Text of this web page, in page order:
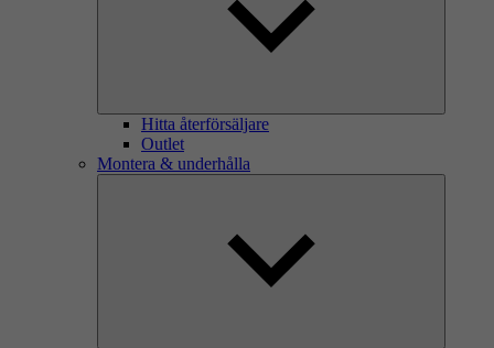
Hitta återförsäljare
Outlet
Montera & underhålla